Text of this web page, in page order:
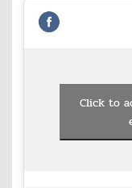
Click to